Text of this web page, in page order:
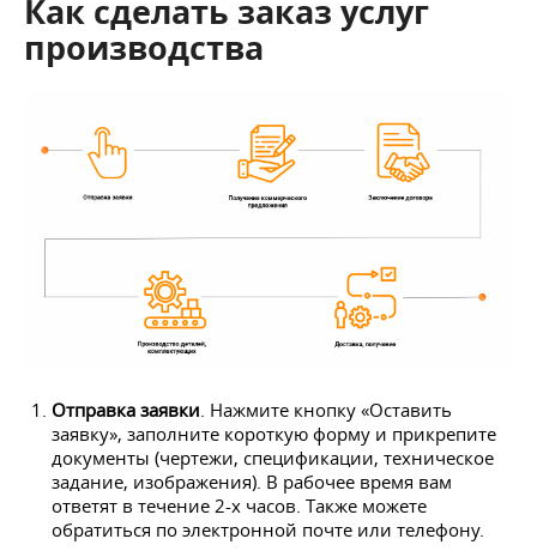
Как сделать заказ услуг
производства
Отправка заявки . Нажмите кнопку «Оставить
заявку», заполните короткую форму и прикрепите
документы (чертежи, спецификации, техническое
задание, изображения). В рабочее время вам
ответят в течение 2-х часов. Также можете
обратиться по электронной почте или телефону.